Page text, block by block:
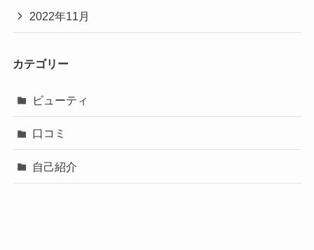
2022年11月
カテゴリー
ビューティ
口コミ
自己紹介